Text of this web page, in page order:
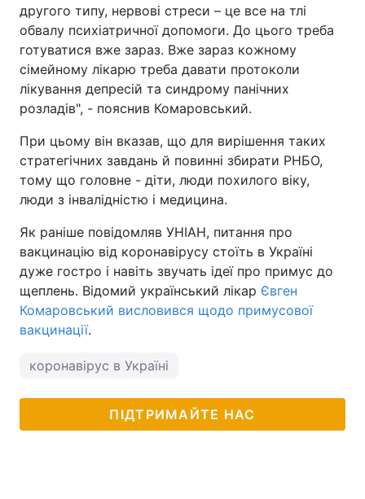
другого типу, нервові стреси – це все на тлі
обвалу психіатричної допомоги. До цього треба
готуватися вже зараз. Вже зараз кожному
сімейному лікарю треба давати протоколи
лікування депресій та синдрому панічних
розладів", - пояснив Комаровський.
При цьому він вказав, що для вирішення таких
стратегічних завдань й повинні збирати РНБО,
тому що головне - діти, люди похилого віку,
люди з інвалідністю і медицина.
Як раніше повідомляв УНІАН, питання про
вакцинацію від коронавірусу стоїть в Україні
дуже гостро і навіть звучать ідеї про примус до
щеплень. Відомий український лікар Євген
Комаровський висловився щодо примусової
вакцинації.
коронавірус в Україні
ПІДТРИМАЙТЕ НАС